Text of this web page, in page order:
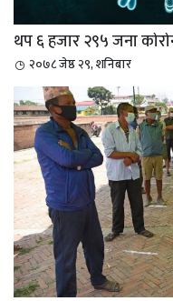
थप ६ हजार २९५ जना
२०७८ जेष्ठ २९, शनिबार